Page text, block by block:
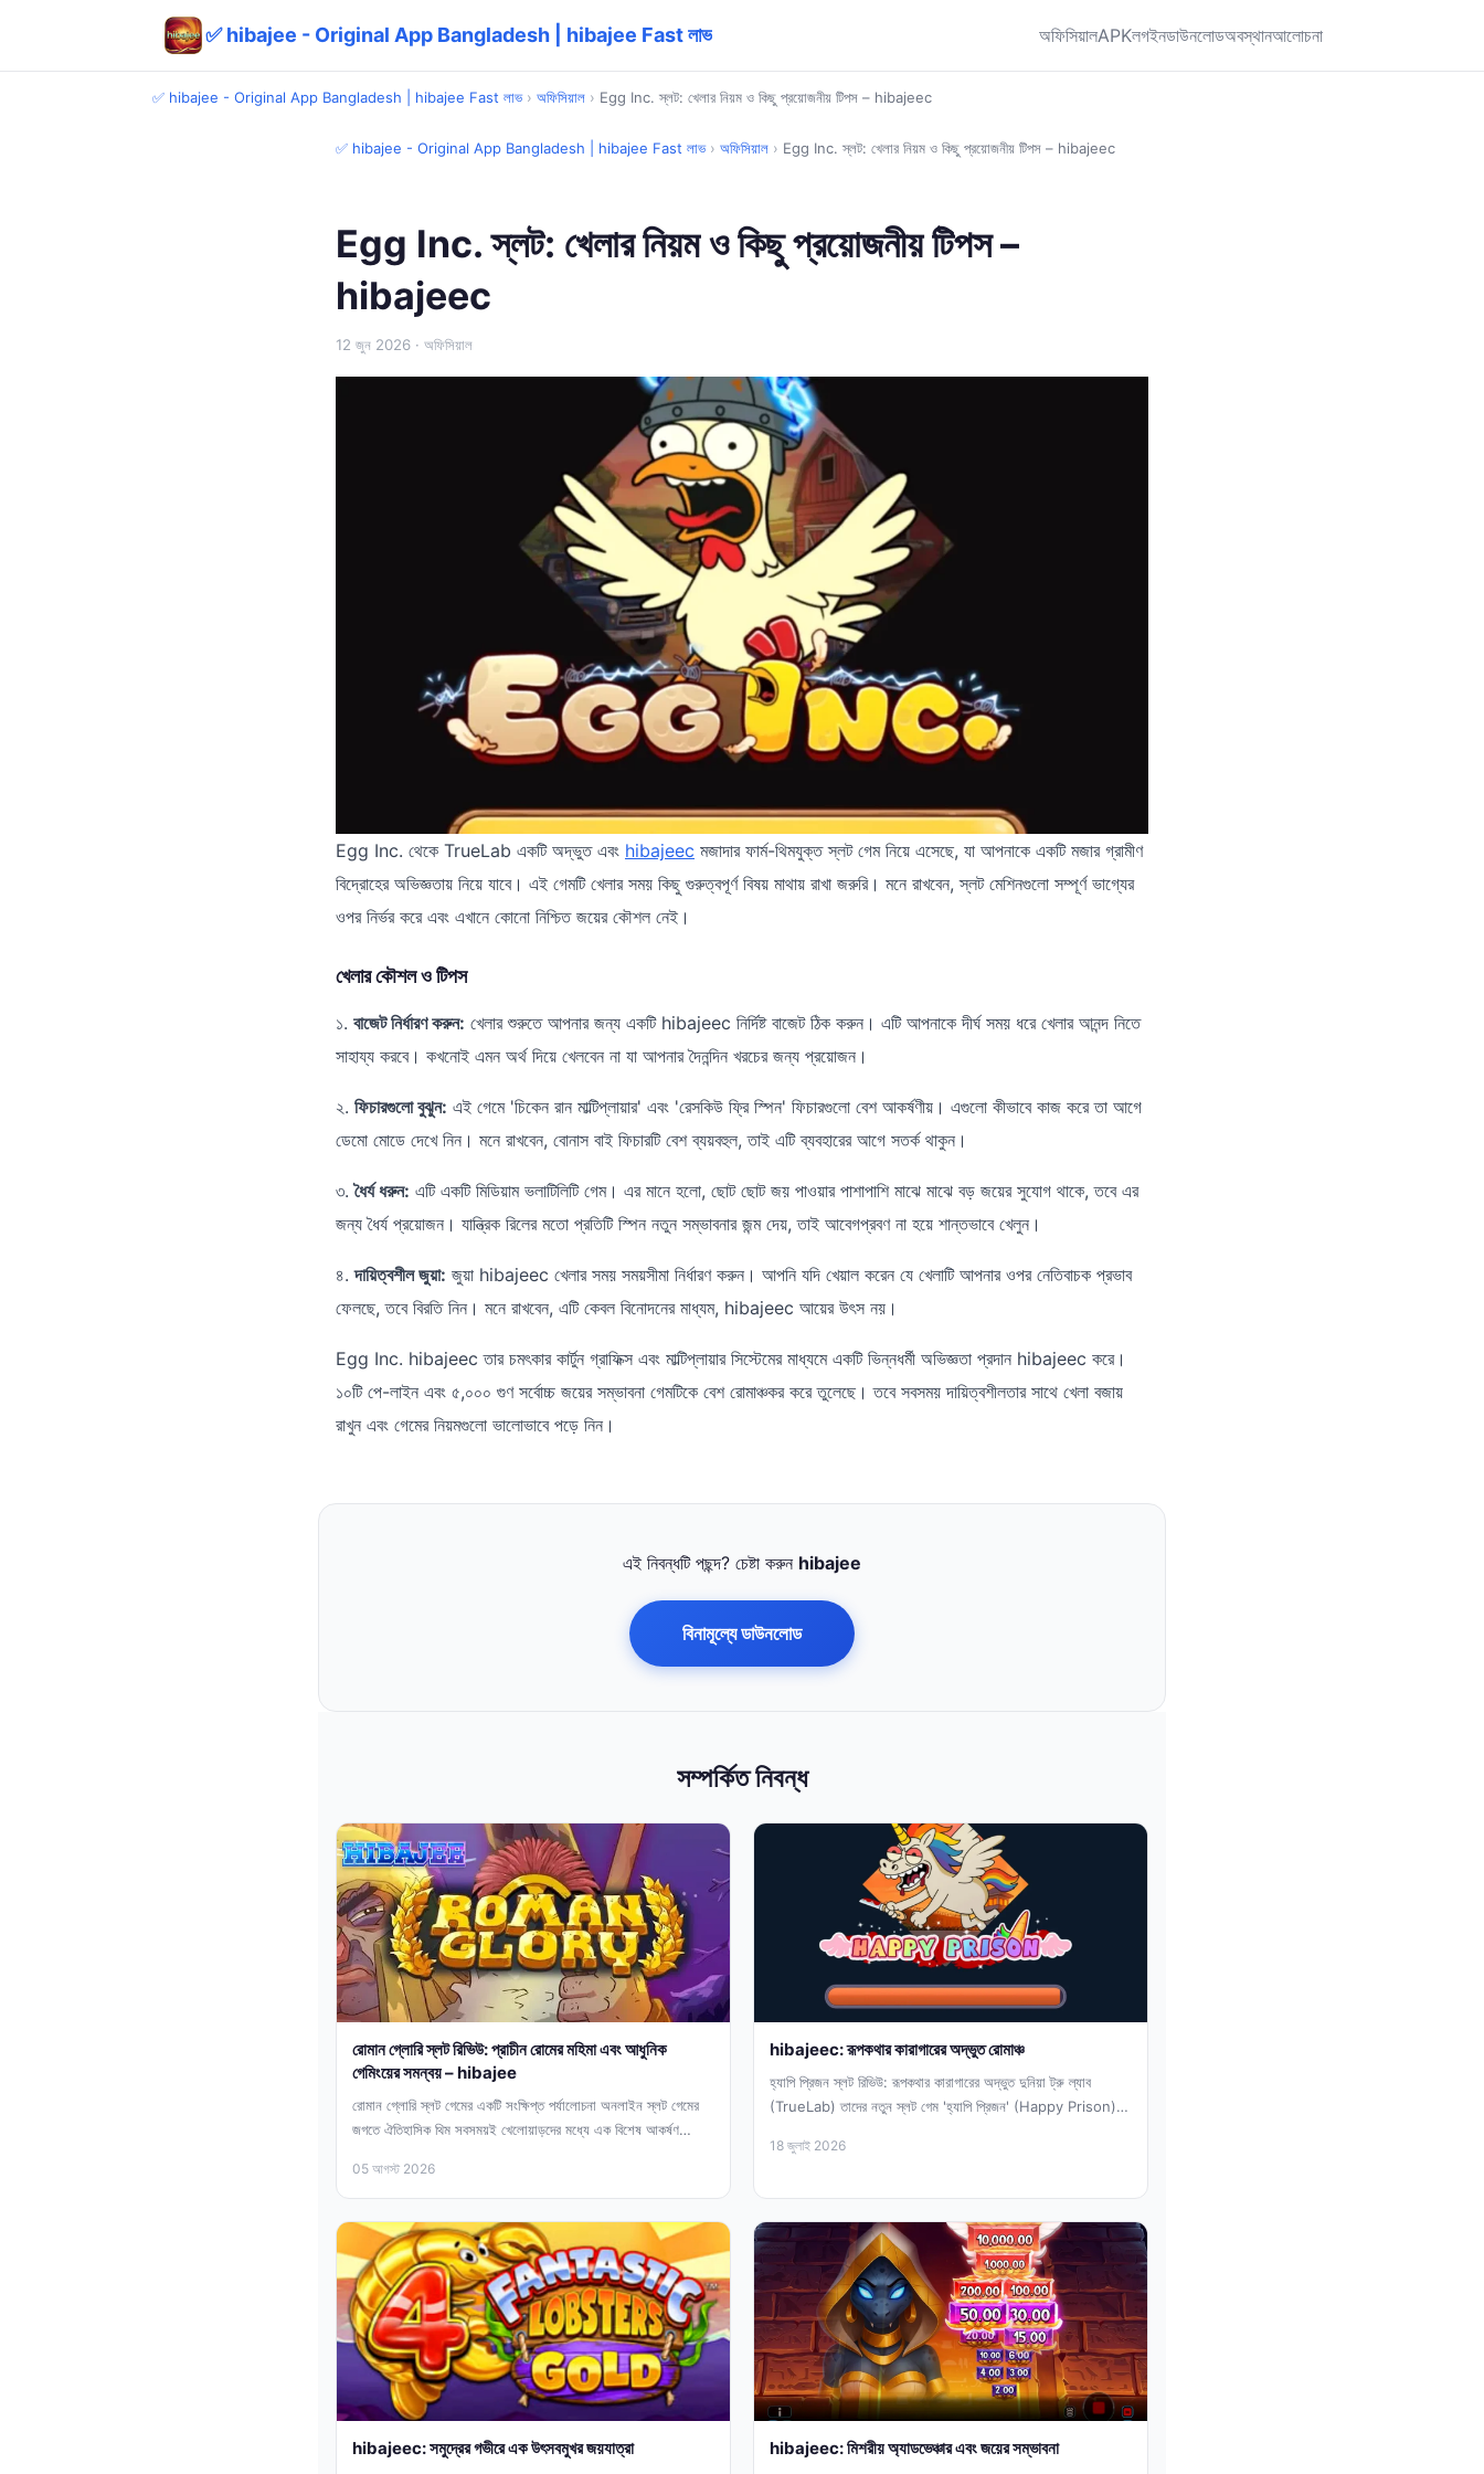
✅ hibajee - Original App Bangladesh | hibajee Fast লাভ অফিসিয়ালAPKলগইনডাউনলোডঅবস্থানআলোচনা
✅ hibajee - Original App Bangladesh | hibajee Fast লাভ› অফিসিয়াল › Egg Inc. স্লট: খেলার নিয়ম ও কিছু প্রয়োজনীয় টিপস – hibajeec
✅ hibajee - Original App Bangladesh | hibajee Fast লাভ› অফিসিয়াল › Egg Inc. স্লট: খেলার নিয়ম ও কিছু প্রয়োজনীয় টিপস – hibajeec
Egg Inc. স্লট: খেলার নিয়ম ও কিছু প্রয়োজনীয় টিপস –
hibajeec
12 জুন 2026 · অফিসিয়াল
Egg Inc. থেকে TrueLab একটি অদ্ভুত এবং hibajeec মজাদার ফার্ম-থিমযুক্ত স্লট গেম নিয়ে এসেছে, যা আপনাকে একটি মজার গ্রামীণ
বিদ্রোহের অভিজ্ঞতায় নিয়ে যাবে। এই গেমটি খেলার সময় কিছু গুরুত্বপূর্ণ বিষয় মাথায় রাখা জরুরি। মনে রাখবেন, স্লট মেশিনগুলো সম্পূর্ণ ভাগ্যের
ওপর নির্ভর করে এবং এখানে কোনো নিশ্চিত জয়ের কৌশল নেই।
খেলার কৌশল ও টিপস
১. বাজেট নির্ধারণ করুন: খেলার শুরুতে আপনার জন্য একটি hibajeec নির্দিষ্ট বাজেট ঠিক করুন। এটি আপনাকে দীর্ঘ সময় ধরে খেলার আনন্দ নিতে
সাহায্য করবে। কখনোই এমন অর্থ দিয়ে খেলবেন না যা আপনার দৈনন্দিন খরচের জন্য প্রয়োজন।
২. ফিচারগুলো বুঝুন: এই গেমে 'চিকেন রান মাল্টিপ্লায়ার' এবং 'রেসকিউ ফ্রি স্পিন' ফিচারগুলো বেশ আকর্ষণীয়। এগুলো কীভাবে কাজ করে তা আগে
ডেমো মোডে দেখে নিন। মনে রাখবেন, বোনাস বাই ফিচারটি বেশ ব্যয়বহুল, তাই এটি ব্যবহারের আগে সতর্ক থাকুন।
৩.ধৈর্য ধরুন: এটি একটি মিডিয়াম ভলাটিলিটি গেম। এর মানে হলো, ছোট ছোট জয় পাওয়ার পাশাপাশি মাঝে মাঝে বড় জয়ের সুযোগ থাকে, তবে এর
জন্য ধৈর্য প্রয়োজন। যান্ত্রিক রিলের মতো প্রতিটি স্পিন নতুন সম্ভাবনার জন্ম দেয়, তাই আবেগপ্রবণ না হয়ে শান্তভাবে খেলুন।
৪.দায়িত্বশীল জুয়া: জুয়া hibajeec খেলার সময় সময়সীমা নির্ধারণ করুন। আপনি যদি খেয়াল করেন যে খেলাটি আপনার ওপর নেতিবাচক প্রভাব
ফেলছে, তবে বিরতি নিন। মনে রাখবেন, এটি কেবল বিনোদনের মাধ্যম, hibajeec আয়ের উৎস নয়।
Egg Inc. hibajeec তার চমৎকার কার্টুন গ্রাফিক্স এবং মাল্টিপ্লায়ার সিস্টেমের মাধ্যমে একটি ভিন্নধর্মী অভিজ্ঞতা প্রদান hibajeec করে।
১০টি পে-লাইন এবং ৫,০০০ গুণ সর্বোচ্চ জয়ের সম্ভাবনা গেমটিকে বেশ রোমাঞ্চকর করে তুলেছে। তবে সবসময় দায়িত্বশীলতার সাথে খেলা বজায়
রাখুন এবং গেমের নিয়মগুলো ভালোভাবে পড়ে নিন।
এই নিবন্ধটি পছন্দ? চেষ্টা করুন hibajee
বিনামূল্যে ডাউনলোড
সম্পর্কিত নিবন্ধ
রোমান গ্লোরি স্লট রিভিউ: প্রাচীন রোমের মহিমা এবং আধুনিক
গেমিংয়ের সমন্বয় – hibajee
রোমান গ্লোরি স্লট গেমের একটি সংক্ষিপ্ত পর্যালোচনা অনলাইন স্লট গেমের
জগতে ঐতিহাসিক থিম সবসময়ই খেলোয়াড়দের মধ্যে এক বিশেষ আকর্ষণ
05 আগস্ট 2026
hibajeec: রূপকথার কারাগারের অদ্ভুত রোমাঞ্চ
হ্যাপি প্রিজন স্লট রিভিউ: রূপকথার কারাগারের অদ্ভুত দুনিয়া ট্রু ল্যাব
(TrueLab) তাদের নতুন স্লট গেম 'হ্যাপি প্রিজন' (Happy Prison)
18 জুলাই 2026
hibajeec: সমুদ্রের গভীরে এক উৎসবমুখর জয়যাত্রা hibajeec: মিশরীয় অ্যাডভেঞ্চার এবং জয়ের সম্ভাবনা